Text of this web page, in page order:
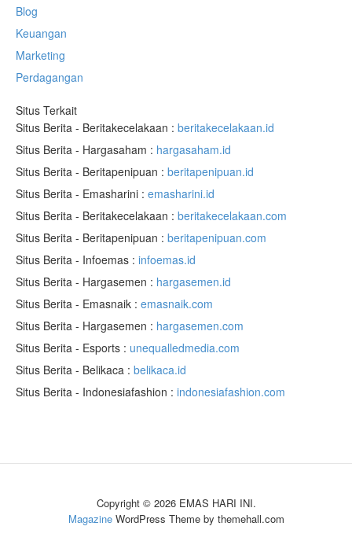
Blog
Keuangan
Marketing
Perdagangan
Situs Terkait
Situs Berita - Beritakecelakaan : beritakecelakaan.id
Situs Berita - Hargasaham : hargasaham.id
Situs Berita - Beritapenipuan : beritapenipuan.id
Situs Berita - Emasharini : emasharini.id
Situs Berita - Beritakecelakaan : beritakecelakaan.com
Situs Berita - Beritapenipuan : beritapenipuan.com
Situs Berita - Infoemas : infoemas.id
Situs Berita - Hargasemen : hargasemen.id
Situs Berita - Emasnaik : emasnaik.com
Situs Berita - Hargasemen : hargasemen.com
Situs Berita - Esports : unequalledmedia.com
Situs Berita - Belikaca : belikaca.id
Situs Berita - Indonesiafashion : indonesiafashion.com
Copyright © 2026 EMAS HARI INI.
MagazineWordPress Theme by themehall.com